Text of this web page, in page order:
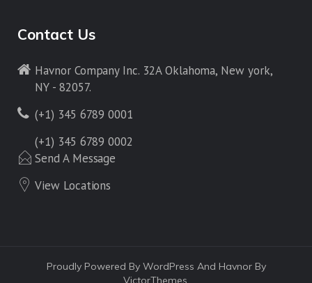
Contact Us
Havnor Company Inc. 32A Oklahoma, New york,
NY - 82057.
(+1) 345 6789 0001
(+1) 345 6789 0002
Send A Message
View Locations
Proudly Powered By WordPress And Havnor By